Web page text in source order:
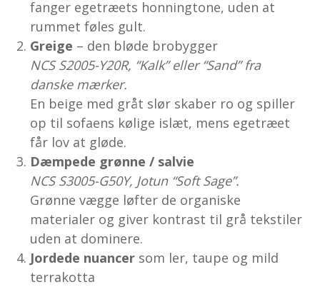
fanger egetræets honningtone, uden at
rummet føles gult.
Greige – den bløde brobygger
NCS S2005-Y20R, “Kalk” eller “Sand” fra
danske mærker.
En beige med gråt slør skaber ro og spiller
op til sofaens kølige islæt, mens egetræet
får lov at gløde.
Dæmpede grønne / salvie
NCS S3005-G50Y, Jotun “Soft Sage”.
Grønne vægge løfter de organiske
materialer og giver kontrast til grå tekstiler
uden at dominere.
Jordede nuancer som ler, taupe og mild
terrakotta